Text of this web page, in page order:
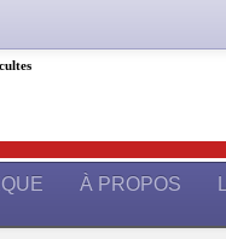
À PROPOS